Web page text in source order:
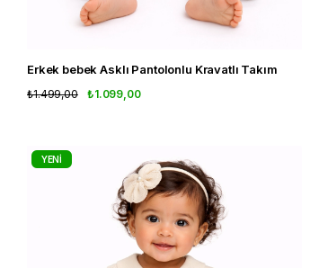
Erkek bebek Asklı Pantolonlu Kravatlı Takım
₺1.099,00
₺1.499,00
YENI